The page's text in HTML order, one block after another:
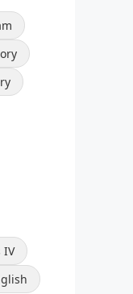
IV